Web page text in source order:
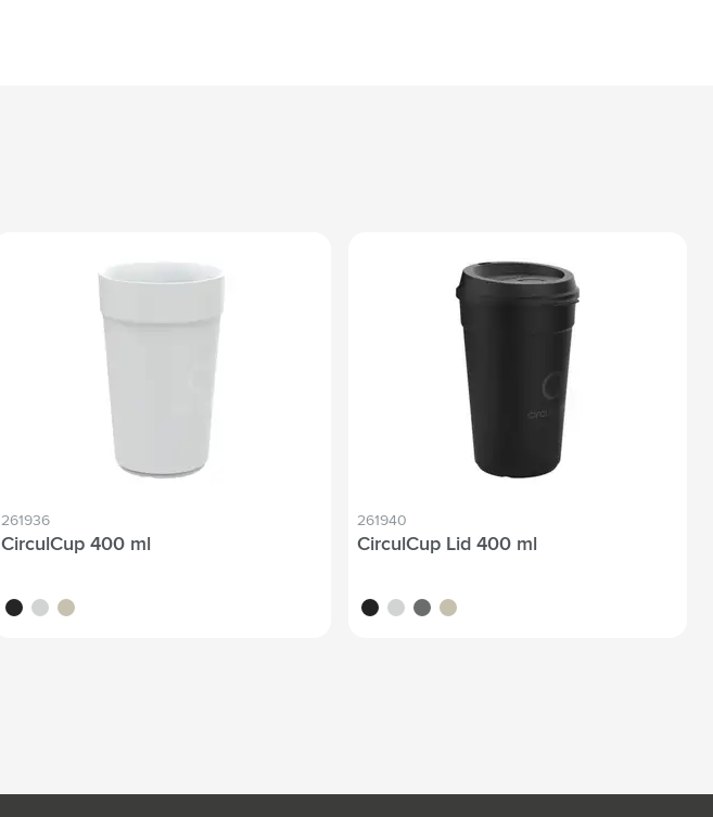
261936
CirculCup 400 ml
noir blanc cassé
beige
261940
CirculCup Lid 400 ml
noir blanc cassé
gris pierre
beige